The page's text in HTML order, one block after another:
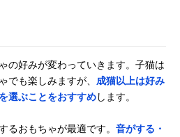
の好みが変わっていきます。子猫は
でも楽しみますが、 成猫以上は好み
選ぶことをおすすめします。
るおもちゃが最適です。 音がする・